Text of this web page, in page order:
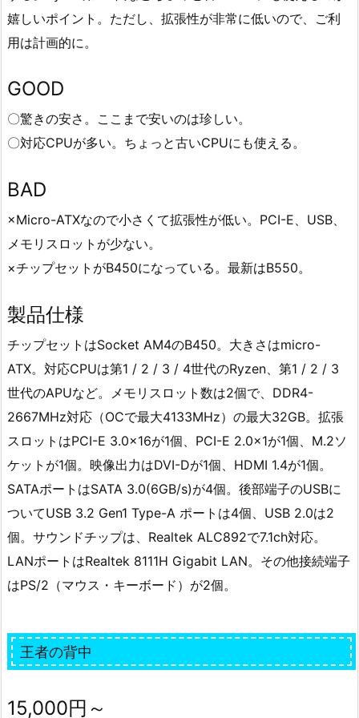
嬉しいポイント。ただし、拡張性が非常に低いので、ご利
用は計画的に。
GOOD
〇驚きの安さ。ここまで安いのは珍しい。
〇対応CPUが多い。ちょっと古いCPUにも使える。
BAD
×Micro-ATXなので小さくて拡張性が低い。PCI-E、USB、
メモリスロットが少ない。
×チップセットがB450になっている。最新はB550。
製品仕様
チップセットはSocket AM4のB450。大きさはmicro-
ATX。対応CPUは第1 / 2 / 3 / 4世代のRyzen、第1 / 2 / 3
世代のAPUなど。メモリスロット数は2個で、DDR4-
2667MHz対応（OCで最大4133MHz）の最大32GB。拡張
スロットはPCI-E 3.0×16が1個、PCI-E 2.0×1が1個、M.2ソ
ケットが1個。映像出力はDVI-Dが1個、HDMI 1.4が1個。
SATAポートはSATA 3.0(6GB/s)が4個。後部端子のUSBに
ついてUSB 3.2 Gen1 Type-A ポートは4個、USB 2.0は2
個。サウンドチップは、Realtek ALC892で7.1ch対応。
LANポートはRealtek 8111H Gigabit LAN。その他接続端子
はPS/2（マウス・キーボード）が2個。
王者の背中
15,000円～